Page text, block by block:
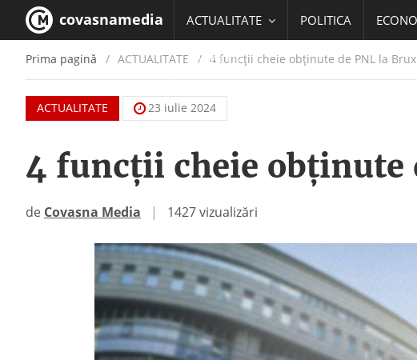
covasnamedia ACTUALITATE POLITICA
EDUCATIE
Prima pagină ACTUALITATE / 4 funcţii cheie obţinute de PNL la
ACTUALITATE 23 iulie 2024
4 funcţii cheie obţinute
de Covasna Media | 1427 vizualizări